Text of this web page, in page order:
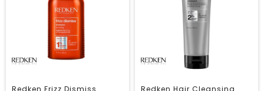
Redken Frizz Dismiss
Redken Hair Cleansing